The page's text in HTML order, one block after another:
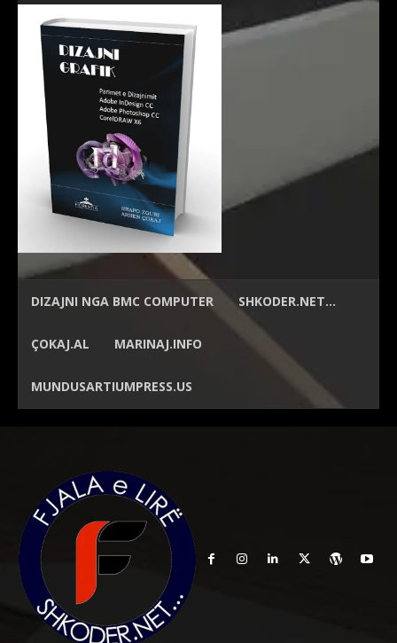
DIZAJNI NGA BMC COMPUTER SHKODER.NET…
ÇOKAJ.AL MARINAJ.INFO
MUNDUSARTIUMPRESS.US